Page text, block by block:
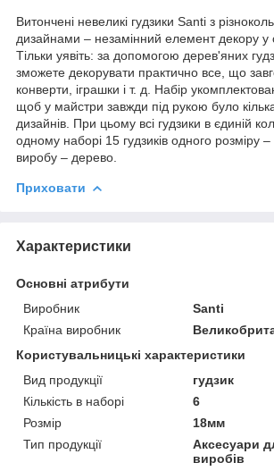
Витончені невеликі гудзики Santi з
дизайнами – незамінний елемент декору у
Тільки уявіть: за допомогою дерев'яних
зможете декорувати практично все, що
конверти, іграшки і т. д. Набір
щоб у майстри завжди під рукою було
дизайнів. При цьому всі гудзики в єдиній
одному наборі 15 гудзиків одного розміру
виробу – дерево.
Приховати
Характеристики
Основні атрибути
Виробник
Santi
Країна виробник
Користувальницькі характеристики
Вид продукції
гудзик
Кількість в наборі
6
Розмір
18мм
Тип продукції
Аксесуари
виробів